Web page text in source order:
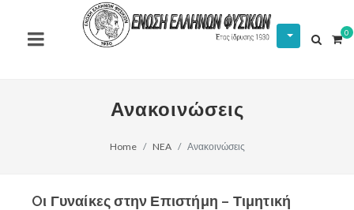
0
Ανακοινώσεις
Home NEA Ανακοινώσεις
Oι Γυναίκες στην Επιστήμη – Τιμητική